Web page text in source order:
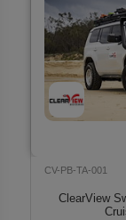
CV-PB-TA-001
ClearView